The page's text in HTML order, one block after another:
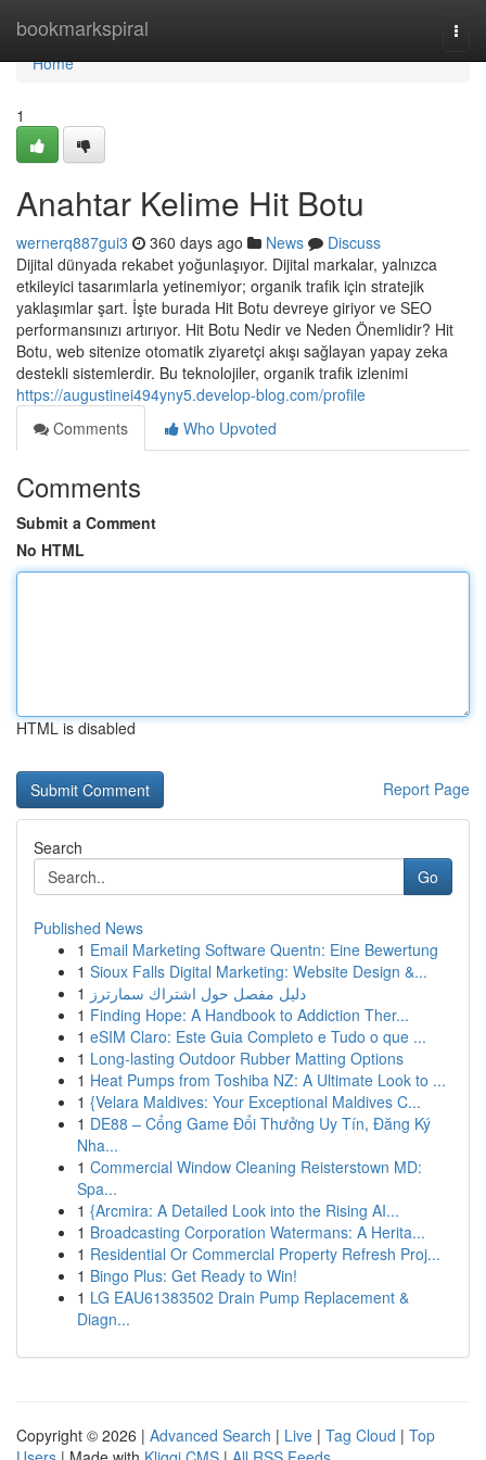
bookmarkspiral
Home
Home
1
Anahtar Kelime Hit Botu
wernerq887gui3 360 days ago News
Discuss
Dijital dünyada rekabet yoğunlaşıyor. Dijital markalar, yalnızca
etkileyici tasarımlarla yetinemiyor; organik trafik için stratejik
yaklaşımlar şart. İşte burada Hit Botu devreye giriyor ve SEO
performansınızı artırıyor. Hit Botu Nedir ve Neden Önemlidir? Hit
Botu, web sitenize otomatik ziyaretçi akışı sağlayan yapay zeka
destekli sistemlerdir. Bu teknolojiler, organik trafik izlenimi
https://augustinei494yny5.develop-blog.com/profile
Comments
Who Upvoted
Comments
Submit a Comment
No HTML
HTML is disabled
Report Page
Search
Go
Published News
1 Email Marketing Software Quentn: Eine Bewertung
1 Sioux Falls Digital Marketing: Website Design &...
1 دليل مفصل حول اشتراك سمارترز
1 Finding Hope: A Handbook to Addiction Ther...
1 eSIM Claro: Este Guia Completo e Tudo o que ...
1 Long-lasting Outdoor Rubber Matting Options
1 Heat Pumps from Toshiba NZ: A Ultimate Look to ...
1 {Velara Maldives: Your Exceptional Maldives C...
1 DE88 – Cổng Game Đổi Thưởng Uy Tín, Đăng Ký
Nha...
1 Commercial Window Cleaning Reisterstown MD:
Spa...
1 {Arcmira: A Detailed Look into the Rising AI...
1 Broadcasting Corporation Watermans: A Herita...
1 Residential Or Commercial Property Refresh Proj...
1 Bingo Plus: Get Ready to Win!
1 LG EAU61383502 Drain Pump Replacement &
Diagn...
Copyright © 2026 | Advanced Search | Live | Tag Cloud | Top